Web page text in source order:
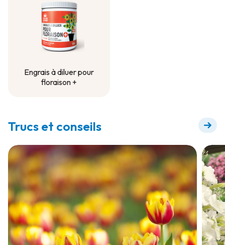
Engrais à diluer pour
floraison +
Trucs et conseils